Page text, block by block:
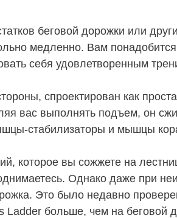
беговой дорожки или
медленно. Вам
себя удовлетворенным
спроектирован как
вас выполнять подъем, он
стабилизаторы и мышцы
которое вы сожжете на
Однако даже при
Это было недавно
Ladder больше, чем на беговой